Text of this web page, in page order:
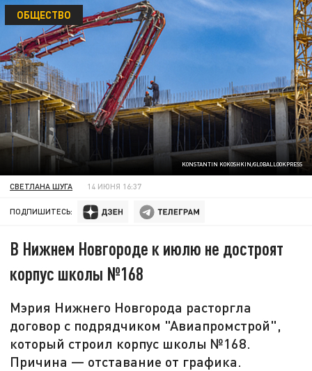
KONSTANTIN KOKOSHKIN/GLOBALLOOKPRESS
ОБЩЕСТВО
СВЕТЛАНА ШУГА 14 ИЮНЯ 16:37
ПОДПИШИТЕСЬ:
В Нижнем Новгороде к июлю не достроят
корпус школы №168
Мэрия Нижнего Новгорода расторгла
договор с подрядчиком "Авиапромстрой",
который строил корпус школы №168.
Причина — отставание от графика.